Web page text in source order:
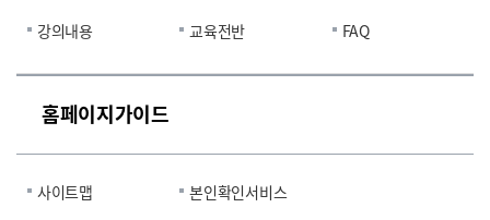
강의내용 교육전반 FAQ
홈페이지가이드
사이트맵 본인확인서비스